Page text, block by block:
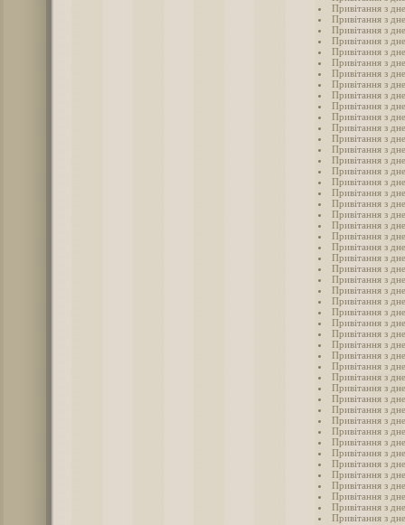
Привітання з
Привітання з
Привітання з
Привітання з
Привітання з
Привітання з
Привітання з
Привітання з
Привітання з
Привітання з
Привітання з
Привітання з
Привітання з
Привітання з
Привітання з
Привітання з
Привітання з
Привітання з
Привітання з
Привітання з
Привітання з
Привітання з
Привітання з
Привітання з
Привітання з
Привітання з
Привітання з
Привітання з
Привітання з
Привітання з
Привітання з
Привітання з
Привітання з
Привітання з
Привітання з
Привітання з
Привітання з
Привітання з
Привітання з
Привітання з
Привітання з
Привітання з
Привітання з
Привітання з
Привітання з
Привітання з
Привітання з
Привітання з